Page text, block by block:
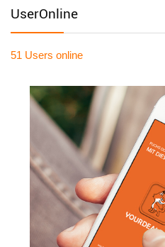
UserOnline
51 Users online